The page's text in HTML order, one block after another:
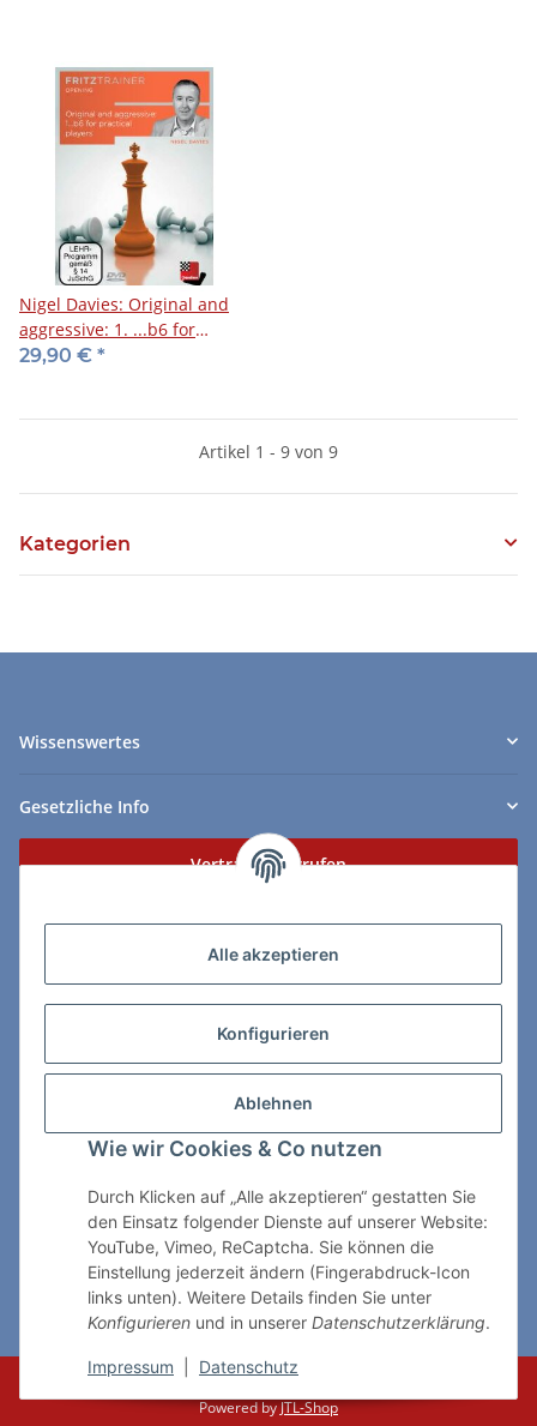
Alle akzeptieren
Konfigurieren
Ablehnen
Wie wir Cookies & Co nutzen
Durch Klicken auf „Alle akzeptieren“ gestatten Sie
den Einsatz folgender Dienste auf unserer Website:
YouTube, Vimeo, ReCaptcha. Sie können die
Einstellung jederzeit ändern (Fingerabdruck-Icon
links unten). Weitere Details finden Sie unter
Konfigurieren und in unserer Datenschutzerklärung.
Impressum Datenschutz
Nigel Davies: Original and
aggressive: 1. ...b6 for
practical players - DVD
29,90 € *
Artikel 1 - 9 von 9
Kategorien
Wissenswertes
Gesetzliche Info
Vertrag widerrufen
ChessWare Schachversand
89264 Weissenhorn
Telefon: 0 7309 / 7999
shop@chessware.de
* Alle Preise inkl. gesetzlicher USt., zzgl.Versand
Powered byJTL-Shop